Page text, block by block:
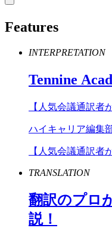
Features
INTERPRETATION
Tennine
【人気会議通訳者
ハイキャリア編集
【人気会議通訳者
TRANSLATION
翻訳のプロ
説！